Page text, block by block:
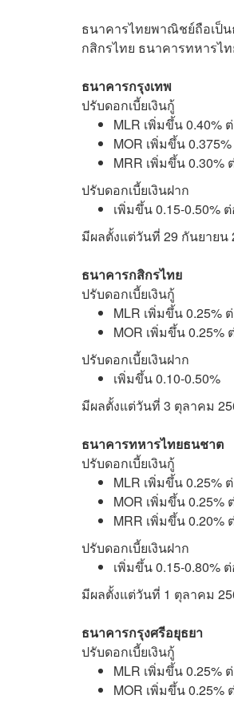
ธนาคารไทยพาณิชย์ถือเป็
กสิกรไทย ธนาคารทหารไ
ธนาคารกรุงเทพ
ปรับดอกเบี้ยเงินกู้
MLR เพิ่มขึ้น 0.40%
MOR เพิ่มขึ้น
MRR เพิ่มขึ้น 0.30%
ปรับดอกเบี้ยเงินฝาก
เพิ่มขึ้น 0.15-0.50%
มีผลตั้งแต่วันที่ 29 กันยายน
ธนาคารกสิกรไทย
ปรับดอกเบี้ยเงินกู้
MLR เพิ่มขึ้น 0.25%
MOR เพิ่มขึ้น 0.25%
ปรับดอกเบี้ยเงินฝาก
เพิ่มขึ้น 0.10-0.50%
มีผลตั้งแต่วันที่ 3 ตุลาคม
ธนาคารทหารไทยธนชาต
ปรับดอกเบี้ยเงินกู้
MLR เพิ่มขึ้น 0.25%
MOR เพิ่มขึ้น 0.25%
MRR เพิ่มขึ้น 0.20%
ปรับดอกเบี้ยเงินฝาก
เพิ่มขึ้น 0.15-0.80%
มีผลตั้งแต่วันที่ 1 ตุลาคม
ธนาคารกรุงศรีอยุธยา
ปรับดอกเบี้ยเงินกู้
MLR เพิ่มขึ้น 0.25%
MOR เพิ่มขึ้น 0.25%